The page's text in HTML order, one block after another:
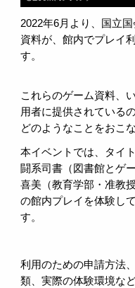
2022年6月より、国立
資料が、館内でプレイ
す。
これらのゲーム資料、
用者に提供されている
どのようなことをおこ
本イベントでは、タイ
闘系司書（図書館とゲ
喜美（教育学部・准教
の館内プレイを体験し
す。
利用のための申請方法
類、実際の体験環境な